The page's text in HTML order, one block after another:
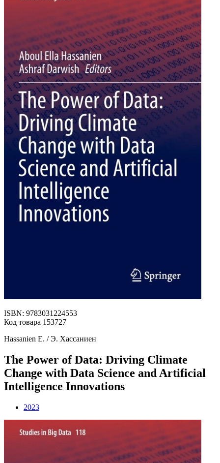
ISBN: 9783031224553
Код товара 153727
Hassanien E. / Э. Хассаниен
The Power of Data: Driving Climate
Change with Data Science and Artificial
Intelligence Innovations
2023